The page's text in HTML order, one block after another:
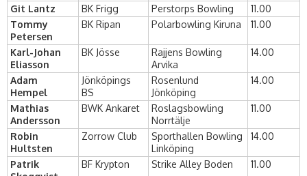
Git Lantz BK Frigg Perstorps Bowling
11.00
Tommy
Petersen
BK Ripan Polarbowling Kiruna 11.00
Karl-Johan
Eliasson
BK Jösse
Rajjens Bowling
Arvika
14.00
Adam
Hempel
Jönköpings
BS
Rosenlund
Jönköping
14.00
Mathias
Andersson
BWK Ankaret
Roslagsbowling
Norrtälje
11.00
Robin
Hultsten
Zorrow Club
Sporthallen Bowling
Linköping
14.00
Patrik
BF Krypton Strike Alley Boden 11.00